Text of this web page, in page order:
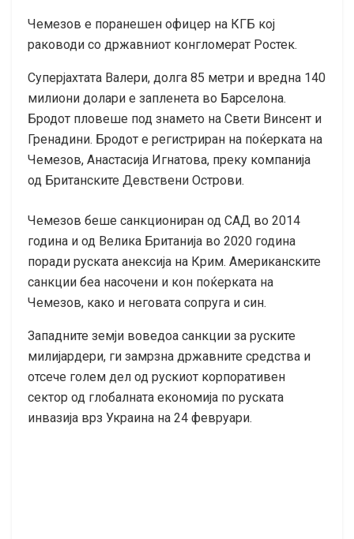
Чемезов е поранешен офицер на КГБ кој
раководи со државниот конгломерат Ростек.
Суперјахтата Валери, долга 85 метри и вредна 140
милиони долари e запленета во Барселона.
Бродот пловеше под знамето на Свети Винсент и
Гренадини. Бродот е регистриран на поќерката на
Чемезов, Анастасија Игнатова, преку компанија
од Британските Девствени Острови.
Чемезов беше санкциониран од САД во 2014
година и од Велика Британија во 2020 година
поради руската анексија на Крим. Американските
санкции беа насочени и кон поќерката на
Чемезов, како и неговата сопруга и син.
Западните земји воведоа санкции за руските
милијардери, ги замрзна државните средства и
отсече голем дел од рускиот корпоративен
сектор од глобалната економија по руската
инвазија врз Украина на 24 февруари.